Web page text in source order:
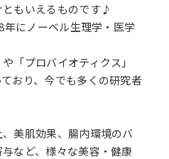
もいえるものです♪
にノーベル生理学・医学
「プロバイオティクス」
おり、今でも多くの研究者
美肌効果、腸内環境のバ
など、様々な美容・健康